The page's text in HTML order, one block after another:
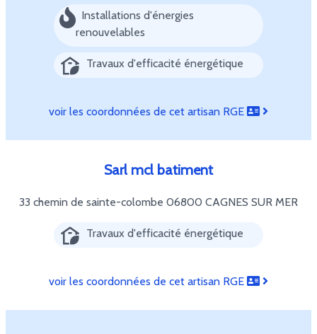
Installations d'énergies
renouvelables
Travaux d'efficacité énergétique
voir les coordonnées de cet artisan RGE
Sarl mcl batiment
33 chemin de sainte-colombe 06800 CAGNES SUR MER
Travaux d'efficacité énergétique
voir les coordonnées de cet artisan RGE